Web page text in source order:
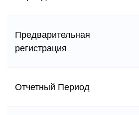
Предварительная
регистрация
Отчетный Период